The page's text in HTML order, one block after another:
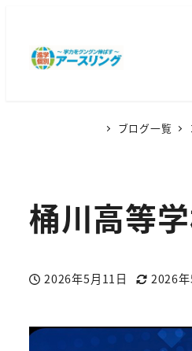
ブログ一覧
桶川高等
投稿日
2026年5月11日
更新日
2026